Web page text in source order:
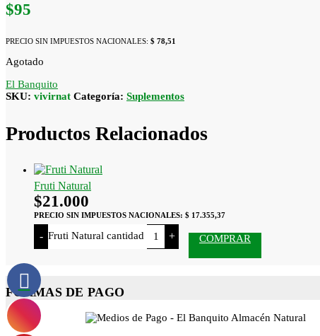
$95
PRECIO SIN IMPUESTOS NACIONALES: $ 78,51
Agotado
El Banquito
SKU: vivirnat Categoría: Suplementos
Productos Relacionados
Fruti Natural
$21.000
PRECIO SIN IMPUESTOS NACIONALES: $ 17.355,37
- Fruti Natural cantidad + COMPRAR
FORMAS DE PAGO